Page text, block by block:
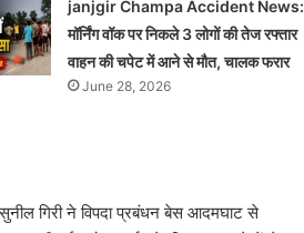
janjgir Champa Accident News:
मॉर्निंग वॉक पर निकले 3 लोगों की तेज रफ्तार
वाहन की चपेट में आने से मौत, चालक फरार
June 28, 2026
गिरी ने विपदा प्रबंधन बेस आदमघाट से